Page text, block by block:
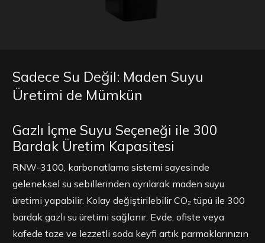
Sadece Su Değil: Maden Suyu
Üretimi de Mümkün
Gazlı İçme Suyu Seçeneği ile 300
Bardak Üretim Kapasitesi
RNW-3100, karbonatlama sistemi sayesinde
geleneksel su sebillerinden ayrılarak maden suyu
üretimi yapabilir. Kolay değiştirilebilir CO₂ tüpü ile 300
bardak gazlı su üretimi sağlanır. Evde, ofiste veya
kafede taze ve lezzetli soda keyfi artık parmaklarınızın